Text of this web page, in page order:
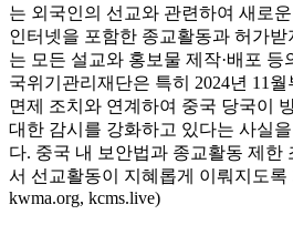
는 외국인의 선교와 관련하여 새로
인터넷을 포함한 종교활동과 허가받
는 모든 설교와 홍보물 제작·배포
국위기관리재단은 특히 2024년 11
면제 조치와 연계하여 중국 당국이
대한 감시를 강화하고 있다는 사실
다. 중국 내 보안법과 종교활동 제한
서 선교활동이 지혜롭게 이뤄지도록
kwma.org, kcms.live)